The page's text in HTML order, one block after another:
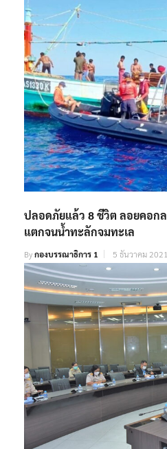
By กองบรรณาธิการ 1 13 กันยายน
แตกจนน้ำทะลักจมทะเล
Byกองบรรณาธิการ 1 5 ธันวาคม